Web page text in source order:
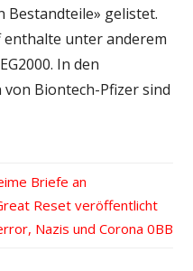
Bestandteile» gelistet.
unter anderem
In den
Biontech-Pfizer sind
Briefe an
Reset veröffentlicht
Nazis und Corona